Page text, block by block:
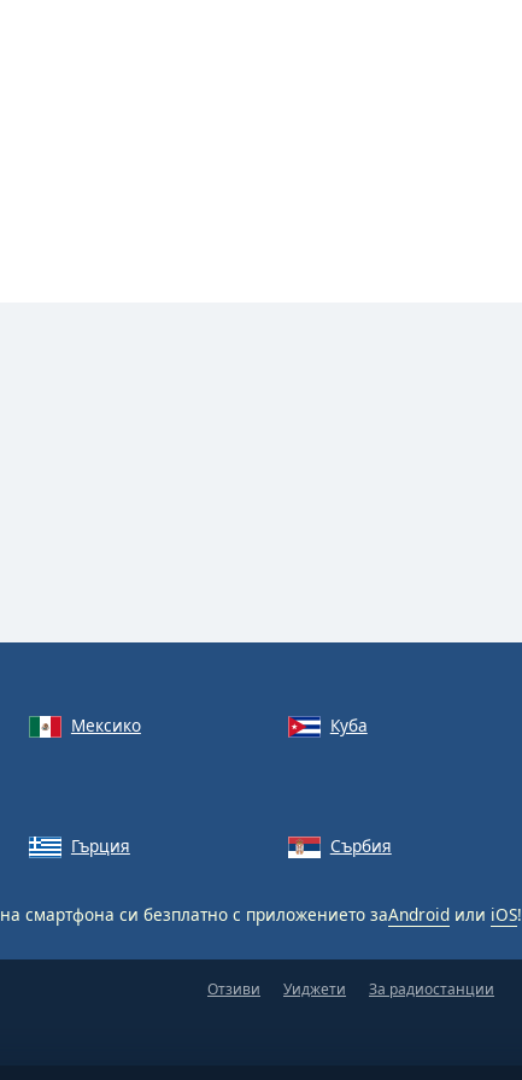
Мексико Куба
Гърция Сърбия
на смартфона си безплатно с приложението заAndroid или iOS!
Отзиви Уиджети За радиостанции